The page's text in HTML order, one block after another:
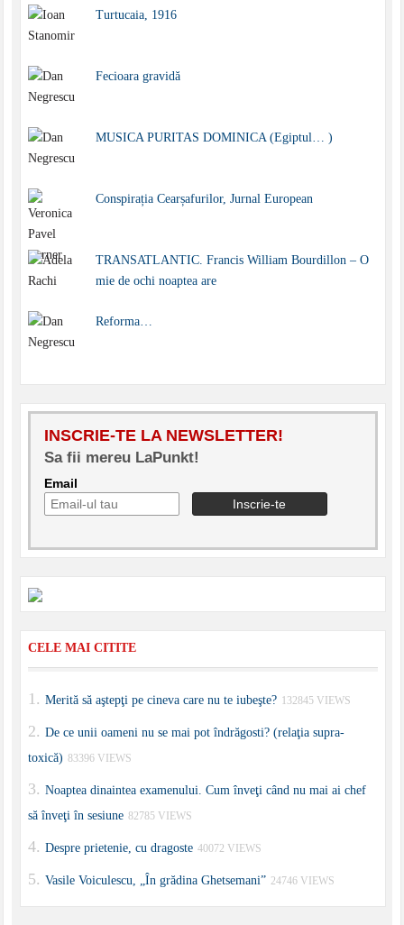
Turtucaia, 1916
Fecioara gravidă
MUSICA PURITAS DOMINICA (Egiptul… )
Conspirația Cearșafurilor, Jurnal European
TRANSATLANTIC. Francis William Bourdillon – O
mie de ochi noaptea are
Reforma…
INSCRIE-TE LA NEWSLETTER!
Sa fii mereu LaPunkt!
Email
CELE MAI CITITE
Merită să aştepţi pe cineva care nu te iubeşte? 132845 VIEWS
De ce unii oameni nu se mai pot îndrăgosti? (relaţia supra-
toxică) 83396 VIEWS
Noaptea dinaintea examenului. Cum înveţi când nu mai ai chef
să înveţi în sesiune 82785 VIEWS
Despre prietenie, cu dragoste 40072 VIEWS
Vasile Voiculescu, „În grădina Ghetsemani” 24746 VIEWS